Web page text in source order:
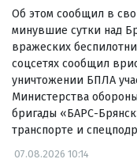
Об этом сообщил в
минувшие сутки над
вражеских
соцсетях сообщил
уничтожении БПЛА
Министерства
бригады «БАРС-
транспорте и
07.08.2026 10:14